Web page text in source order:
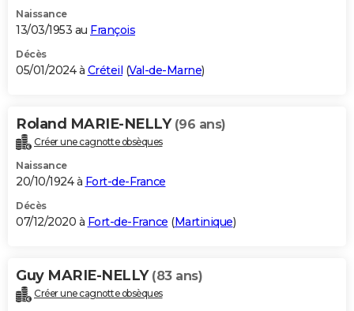
Naissance
13/03/1953 au François
Décès
05/01/2024 à Créteil (Val-de-Marne)
Roland MARIE-NELLY (96 ans)
Créer une cagnotte obsèques
Naissance
20/10/1924 à Fort-de-France
Décès
07/12/2020 à Fort-de-France (Martinique)
Guy MARIE-NELLY (83 ans)
Créer une cagnotte obsèques